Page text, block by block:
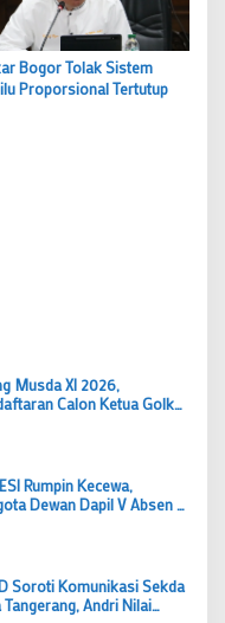
Bogor Tolak Sistem
Proporsional Tertutup
Musda XI 2026,
Calon Ketua Golkar
Rumpin Kecewa,
Dewan Dapil V Absen di
Soroti Komunikasi Sekda
Tangerang, Andri Nilai